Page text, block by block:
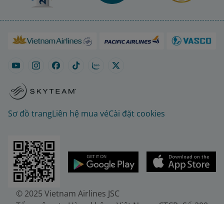
Sơ đồ trangLiên hệ mua véCài đặt cookies
© 2025 Vietnam Airlines JSC